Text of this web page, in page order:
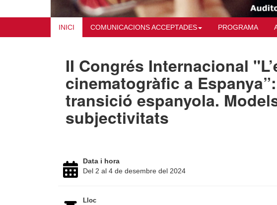
INICI COMUNICACIONS ACCEPTADES PROGRAMA
II Congrés Internacional
cinematogràfic a
transició espanyola.
subjectivitats
Data i hora
Del 2 al 4 de desembre del 2024
Lloc